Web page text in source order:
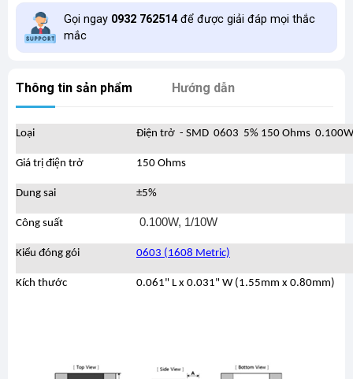
Gọi ngay 0932 762514để được giải đáp mọi thắc
mắc
Thông tin sản phẩm Hướng dẫn
Loại Điện trở - SMD 0603 5% 150 Ohms
Giá trị điện trở 150 Ohms
Dung sai ±5%
Công suất 0.100W, 1/10W
Kiểu đóng gói 0603 (1608 Metric)
Kích thước 0.061" L x 0.031" W (1.55mm x 0.80mm)